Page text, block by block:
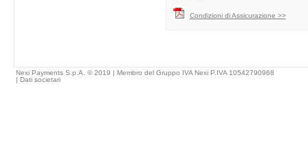
Condizioni di Assicurazione >>
Nexi Payments S.p.A. © 2019 | Membro del Gruppo IVA Nexi P.IVA 10542790968
| Dati societari